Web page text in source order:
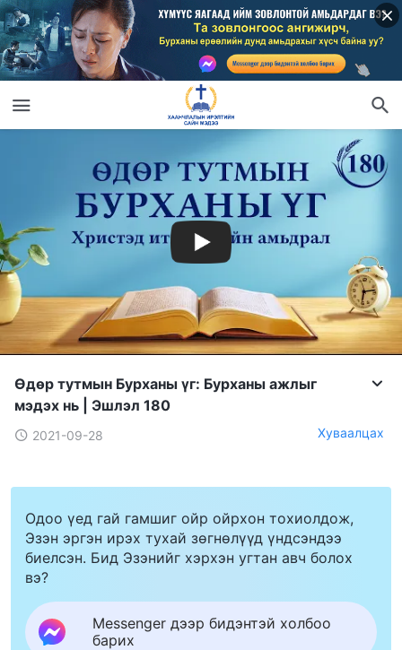
Өдөр тутмын Бурханы үг: Бурханы ажлыг
мэдэх нь | Эшлэл 180
2021-09-28 Хуваалцах
Одоо үед гай гамшиг ойр ойрхон тохиолдож,
Эзэн эргэн ирэх тухай зөгнөлүүд үндсэндээ
биелсэн. Бид Эзэнийг хэрхэн угтан авч болох
вэ?
Messenger дээр бидэнтэй холбоо
барих